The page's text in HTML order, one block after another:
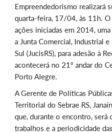
Empreendedorismo realizará
quarta-feira, 17/04, às 11h.
ações iniciadas em 2014,
a Junta Comercial, Industrial
Sul (JucisRS), para adesão à
acontecerá no 21º andar do
Porto Alegre.
A Gerente de Políticas
Territorial do Sebrae RS,
que, durante o encontro, será
trabalhos e a periodicidade